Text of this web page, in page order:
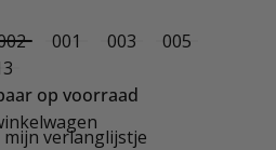
001 003
005
niet beschikbaar
of niet beschikbaar
uitverkocht of niet beschikbaar
op voorraad
verlanglijstje